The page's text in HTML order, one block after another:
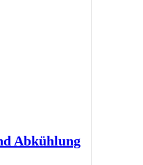
Abkühlung